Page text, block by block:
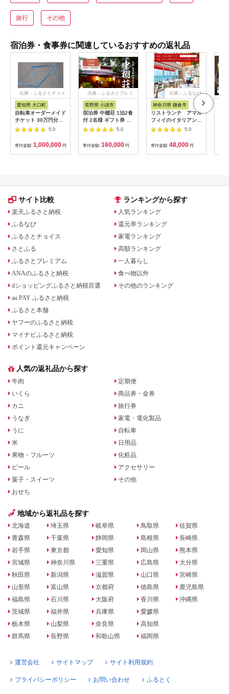
旅行 その他
宿泊券・食事券に関連しているおすすめの返礼品
出典：ふるさとチョイ
愛知県 大口町
自転車オーダーメイド
チケット 30万円分
【1360365】
5.0
寄付金額: 1,000,000 円
出典：ふるさとプレミ
長野県 小諸市
宿泊券 中棚荘 1泊2食
付 2名様 ギフト券 チ
ケット 券 宿泊 旅行
5.0
寄付金額: 160,000 円
出典：ふるなび
神奈川県 鎌倉市
リストランテ アマル
フィイのイタリアンデ
ィナーコースA ペア
5.0
寄付金額: 48,000 円
サイト比較
楽天ふるさと納税
ふるなび
ふるさとチョイス
さとふる
ふるさとプレミアム
ANAのふるさと納税
dショッピングふるさと納税百選
au PAY ふるさと納税
ふるさと本舗
ヤフーのふるさと納税
マイナビふるさと納税
ポイント還元キャンペーン
ランキングから探す
人気ランキング
還元率ランキング
家電ランキング
高額ランキング
一人暮らし
食べ物以外
その他のランキング
人気の返礼品から探す
牛肉
いくら
カニ
うなぎ
うに
米
果物・フルーツ
ビール
菓子・スイーツ
おせち
定期便
商品券・金券
旅行券
家電・電化製品
自転車
日用品
化粧品
アクセサリー
その他
地域から返礼品を探す
北海道
青森県
岩手県
宮城県
秋田県
山形県
福島県
茨城県
栃木県
群馬県
埼玉県
千葉県
東京都
神奈川県
新潟県
富山県
石川県
福井県
山梨県
長野県
岐阜県
静岡県
愛知県
三重県
滋賀県
京都府
大阪府
兵庫県
奈良県
和歌山県
鳥取県
島根県
岡山県
広島県
山口県
徳島県
香川県
愛媛県
高知県
福岡県
佐賀県
長崎県
熊本県
大分県
宮崎県
鹿児島県
沖縄県
運営会社 サイトマップ サイト利用規約
プライバシーポリシー お問い合わせ ふるとく